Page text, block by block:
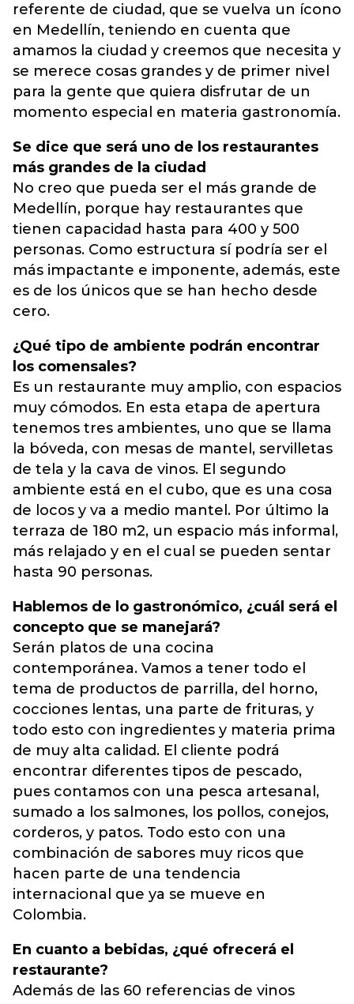
referente de ciudad, que se vuelva un ícono
en Medellín, teniendo en cuenta que
amamos la ciudad y creemos que necesita y
se merece cosas grandes y de primer nivel
para la gente que quiera disfrutar de un
momento especial en materia gastronomía.
Se dice que será uno de los restaurantes
más grandes de la ciudad
No creo que pueda ser el más grande de
Medellín, porque hay restaurantes que
tienen capacidad hasta para 400 y 500
personas. Como estructura sí podría ser el
más impactante e imponente, además, este
es de los únicos que se han hecho desde
cero.
¿Qué tipo de ambiente podrán encontrar
los comensales?
Es un restaurante muy amplio, con espacios
muy cómodos. En esta etapa de apertura
tenemos tres ambientes, uno que se llama
la bóveda, con mesas de mantel, servilletas
de tela y la cava de vinos. El segundo
ambiente está en el cubo, que es una cosa
de locos y va a medio mantel. Por último la
terraza de 180 m2, un espacio más informal,
más relajado y en el cual se pueden sentar
hasta 90 personas.
Hablemos de lo gastronómico, ¿cuál será el
concepto que se manejará?
Serán platos de una cocina
contemporánea. Vamos a tener todo el
tema de productos de parrilla, del horno,
cocciones lentas, una parte de frituras, y
todo esto con ingredientes y materia prima
de muy alta calidad. El cliente podrá
encontrar diferentes tipos de pescado,
pues contamos con una pesca artesanal,
sumado a los salmones, los pollos, conejos,
corderos, y patos. Todo esto con una
combinación de sabores muy ricos que
hacen parte de una tendencia
internacional que ya se mueve en
Colombia.
En cuanto a bebidas, ¿qué ofrecerá el
restaurante?
Además de las 60 referencias de vinos